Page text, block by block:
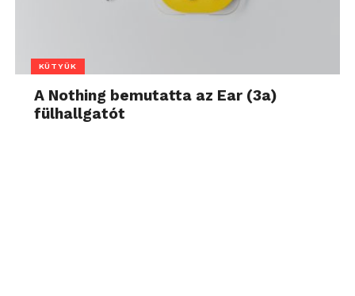
KÜTYÜK
A Nothing bemutatta az Ear (3a)
fülhallgatót